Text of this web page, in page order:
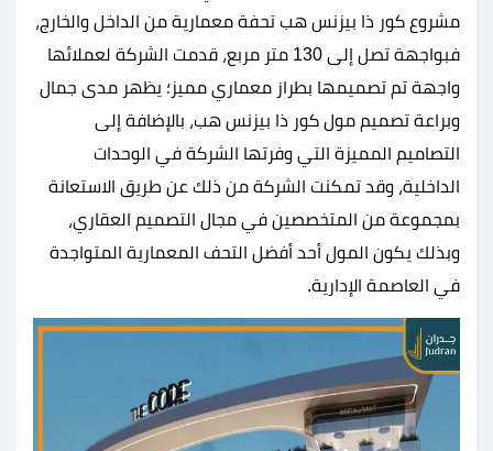
مشروع كور ذا بيزنس هب تحفة معمارية من الداخل والخارج،
فبواجهة تصل إلى 130 متر مربع، قدمت الشركة لعملائها
واجهة تم تصميمها بطراز معماري مميز؛ يظهر مدى جمال
وبراعة تصميم مول كور ذا بيزنس هب، بالإضافة إلى
التصاميم المميزة التي وفرتها الشركة في الوحدات
الداخلية، وقد تمكنت الشركة من ذلك عن طريق الاستعانة
بمجموعة من المتخصصين في مجال التصميم العقاري،
وبذلك يكون المول أحد أفضل التحف المعمارية المتواجدة
في العاصمة الإدارية.